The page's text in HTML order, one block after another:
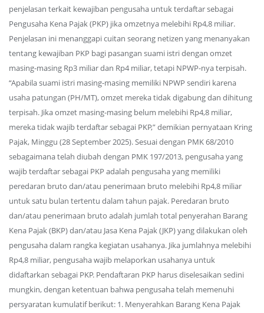
penjelasan terkait kewajiban pengusaha untuk terdaftar sebagai
Pengusaha Kena Pajak (PKP) jika omzetnya melebihi Rp4,8 miliar.
Penjelasan ini menanggapi cuitan seorang netizen yang menanyakan
tentang kewajiban PKP bagi pasangan suami istri dengan omzet
masing-masing Rp3 miliar dan Rp4 miliar, tetapi NPWP-nya terpisah.
“Apabila suami istri masing-masing memiliki NPWP sendiri karena
usaha patungan (PH/MT), omzet mereka tidak digabung dan dihitung
terpisah. Jika omzet masing-masing belum melebihi Rp4,8 miliar,
mereka tidak wajib terdaftar sebagai PKP,” demikian pernyataan Kring
Pajak, Minggu (28 September 2025). Sesuai dengan PMK 68/2010
sebagaimana telah diubah dengan PMK 197/2013, pengusaha yang
wajib terdaftar sebagai PKP adalah pengusaha yang memiliki
peredaran bruto dan/atau penerimaan bruto melebihi Rp4,8 miliar
untuk satu bulan tertentu dalam tahun pajak. Peredaran bruto
dan/atau penerimaan bruto adalah jumlah total penyerahan Barang
Kena Pajak (BKP) dan/atau Jasa Kena Pajak (JKP) yang dilakukan oleh
pengusaha dalam rangka kegiatan usahanya. Jika jumlahnya melebihi
Rp4,8 miliar, pengusaha wajib melaporkan usahanya untuk
didaftarkan sebagai PKP. Pendaftaran PKP harus diselesaikan sedini
mungkin, dengan ketentuan bahwa pengusaha telah memenuhi
persyaratan kumulatif berikut: 1. Menyerahkan Barang Kena Pajak